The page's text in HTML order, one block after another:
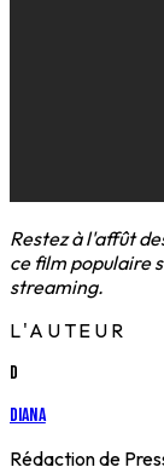
Restez à l'affût
ce film populaire
streaming.
L'AUTEUR
D
Diana
Rédaction de